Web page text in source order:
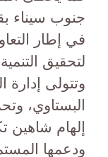
جنوب سيناء
في إطار
لتحقيق
وتتولى إدارة
البستاوي،
إلهام شاهين
ودعمها